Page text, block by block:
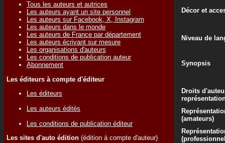
Tous les auteurs et autrices
Les auteurs ayant un site personnel
Les auteurs sur Facebook, X, Instagram
Les auteurs dans le monde
Les auteurs de France par département
Les auteurs écrivant sur mesure
Les organisations d'auteurs
Les conditions de publication auteur
Abonnement
Les éditeurs à compte d'éditeur
Les éditeurs
Les auteurs édités
Les conditions de publication éditeur
Les sites d'auto édition (édition à compte d'auteur)
Décor et
Niveau de
Synopsis
Droits
(amateurs)